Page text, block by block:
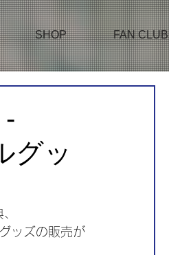
SHOP FAN CLUB
グッ
ッズの販売が